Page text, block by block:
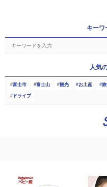
キーワ
人気
富士市 富士山 観光 お土産
ドライブ